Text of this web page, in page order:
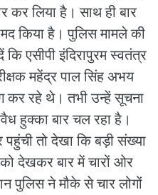
कर लिया है। साथ ही बार
किया है। पुलिस मामले की
एसीपी इंदिरापुरम स्वतंत्र
महेंद्र पाल सिंह अभय
कर रहे थे। तभी उन्हें सूचना
हुक्का बार चल रहा है।
तो देखा कि बड़ी संख्या
देखकर बार में चारों ओर
पुलिस ने मौके से चार लोगों